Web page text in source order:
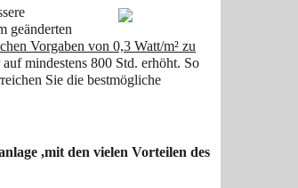
geänderten
Vorgaben von 0,3 Watt/m² zu
mindestens 800 Std. erhöht. So
Sie die bestmögliche
,mit den vielen Vorteilen des